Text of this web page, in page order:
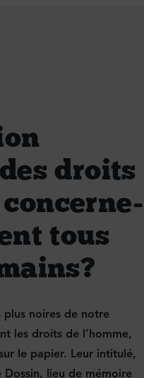
droits
tous
?
plus noires de notre
les droits de l’homme,
le papier. Leur intitulé,
Dossin, lieu de mémoire